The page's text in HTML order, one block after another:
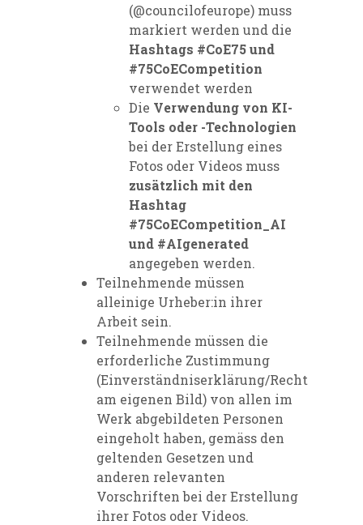
(@councilofeurope) muss
markiert werden und die
Hashtags #CoE75 und
#75CoECompetition
verwendet werden
Die Verwendung von KI-
Tools oder -Technologien
bei der Erstellung eines
Fotos oder Videos muss
zusätzlich mit den
Hashtag
#75CoECompetition­_AI
und #AIgenerated
angegeben werden.
Teilnehmende müssen
alleinige Urheber:in ihrer
Arbeit sein.
Teilnehmende müssen die
erforderliche Zustimmung
(Einverständniserklärung/Recht
am eigenen Bild) von allen im
Werk abgebildeten Personen
eingeholt haben, gemäss den
geltenden Gesetzen und
anderen relevanten
Vorschriften bei der Erstellung
ihrer Fotos oder Videos.